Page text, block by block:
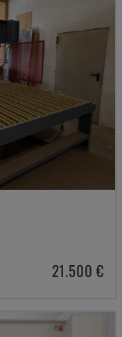
21.500 €